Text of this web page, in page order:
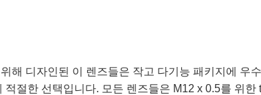
해 디자인된 이 렌즈들은 작고 다기능 패키지에 우
적절한 선택입니다. 모든 렌즈들은 M12 x 0.5를 위